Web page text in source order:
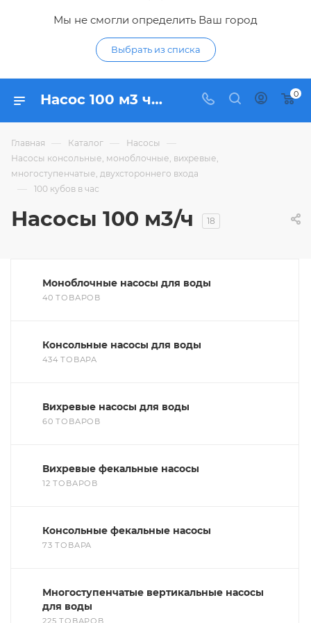
Мы не смогли определить Ваш город
Выбрать из списка
Насос 100 м3 ч - купить насосы 100 кубов в час по низким ценам в Курске в интерне-магазине Гидропромтехника 0
Главная — Каталог — Насосы —
Насосы консольные, моноблочные, вихревые,
многоступенчатые, двухстороннего входа
— 100 кубов в час
Насосы 100 м3/ч 18
Моноблочные насосы для воды
40 ТОВАРОВ
Консольные насосы для воды
434 ТОВАРА
Вихревые насосы для воды
60 ТОВАРОВ
Вихревые фекальные насосы
12 ТОВАРОВ
Консольные фекальные насосы
73 ТОВАРА
Многоступенчатые вертикальные насосы
для воды
225 ТОВАРОВ